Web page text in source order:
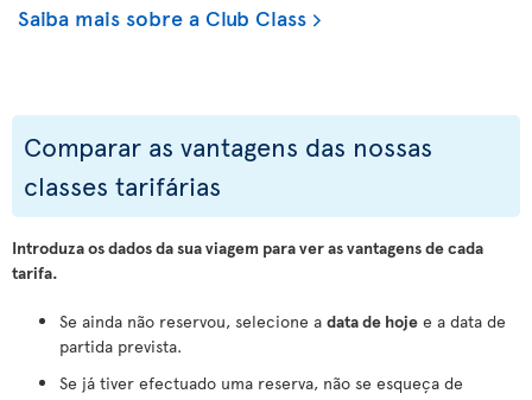
Saiba mais sobre a Club Class
Comparar as vantagens das nossas
classes tarifárias
Introduza os dados da sua viagem para ver as vantagens de cada
tarifa.
Se ainda não reservou, selecione a data de hoje e a data de
partida prevista.
Se já tiver efectuado uma reserva, não se esqueça de